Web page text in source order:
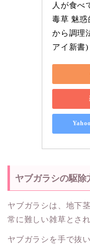
人が食べ
毒草 魅惑
から調理
アイ新書)
ヤブガラシの駆除
ヤブガラシは、地下
常に難しい雑草とさ
ヤブガラシを手で抜